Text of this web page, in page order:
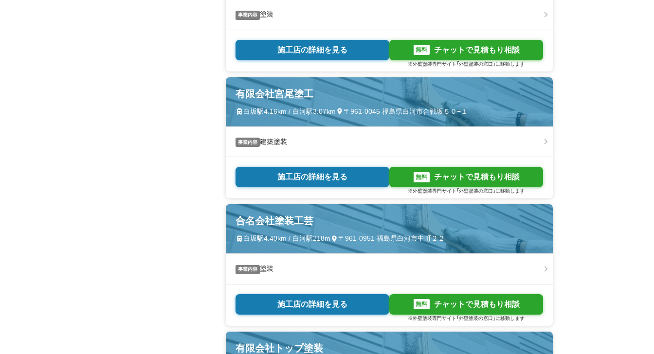
事業内容 塗装
施工店の詳細を見る 無料 チャットで見積もり相談
※外壁塗装専門サイト「外壁塗装の窓口」に移動します
有限会社宮尾塗工
白坂駅4.16km / 白河駅3.07km 〒961-0045 福島県白河市合戦坂５０−１
事業内容 建築塗装
施工店の詳細を見る 無料 チャットで見積もり相談
※外壁塗装専門サイト「外壁塗装の窓口」に移動します
合名会社塗装工芸
白坂駅4.40km / 白河駅218m 〒961-0951 福島県白河市中町２２
事業内容 塗装
施工店の詳細を見る 無料 チャットで見積もり相談
※外壁塗装専門サイト「外壁塗装の窓口」に移動します
有限会社トップ塗装